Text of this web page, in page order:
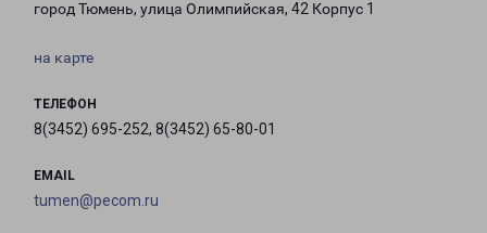
город Тюмень, улица Олимпийская, 42 Корпус 1
на карте
ТЕЛЕФОН
8(3452) 695-252, 8(3452) 65-80-01
EMAIL
tumen@pecom.ru